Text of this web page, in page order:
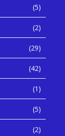
(5)
(2)
(29)
(42)
(1)
(5)
(2)